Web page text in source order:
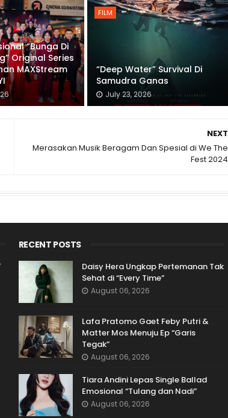
“Bunga Di
Original Series
MAXStream
FILM
“Deep Water” Survival Di
Samudra Ganas
July 23, 2026
NEXT
Merasakan Musik Beragam Dan Spesial di We The
Fest 2024
RECENT POSTS
Daisy Hera Ungkap Pertemanan Tak
Sehat di “Every Time”
August 06, 2026
Lafa Pratomo Gaet Feby Putri &
Matter Mos Menuju Ep “Garis
Tegak”
August 06, 2026
Tiara Andini Lepas Single Ballad
Emosional “Tulang dan Nadi”
August 06, 2026